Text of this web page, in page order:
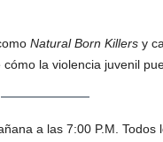
Natural Born Killersy
la violencia juvenil
a las 7:00 P.M. Todos